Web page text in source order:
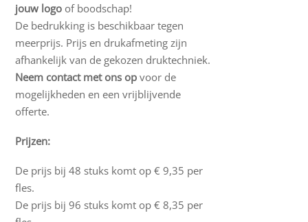
jouw logo of boodschap!
De bedrukking is beschikbaar tegen
meerprijs. Prijs en drukafmeting zijn
afhankelijk van de gekozen druktechniek.
Neem contact met ons op voor de
mogelijkheden en een vrijblijvende
offerte.
Prijzen:
De prijs bij 48 stuks komt op € 9,35 per
fles.
De prijs bij 96 stuks komt op € 8,35 per